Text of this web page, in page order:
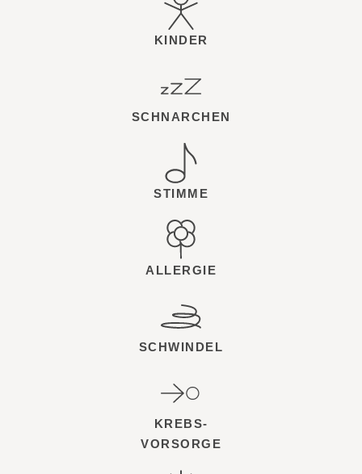
KINDER
SCHNARCHEN
STIMME
ALLERGIE
SCHWINDEL
KREBS-
VORSORGE